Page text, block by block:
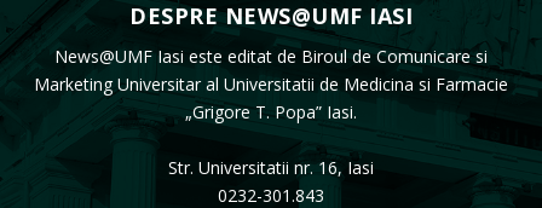
DESPRE NEWS@UMF IASI
News@UMF Iasi este editat de Biroul de Comunicare si
Marketing Universitar al Universitatii de Medicina si Farmacie
„Grigore T. Popa” Iasi.
Str. Universitatii nr. 16, Iasi
0232-301.843